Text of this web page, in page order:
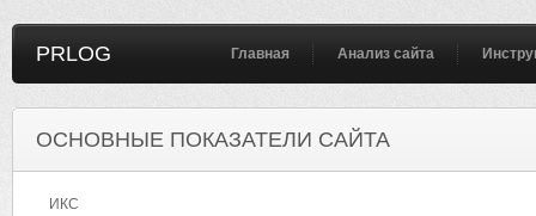
PRLOG Главная Анализ сайта
ОСНОВНЫЕ ПОКАЗАТЕЛИ САЙТА
ИКС